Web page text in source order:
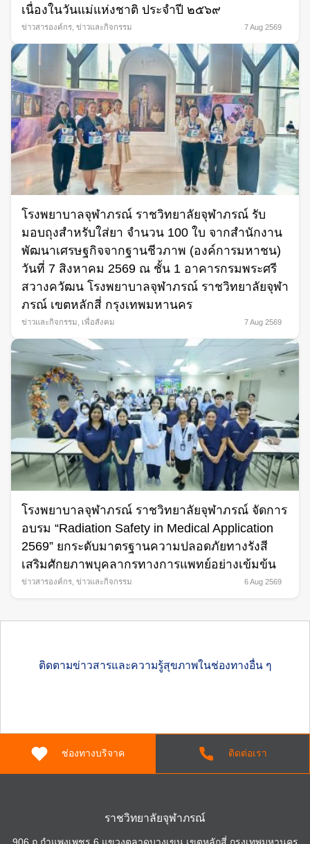
เนื่องในวันแม่แห่งชาติ ประจำปี ๒๕๖๙
ข่าวสารองค์กร ข่าวและกิจกรรม 7 Aug 2569
โรงพยาบาลจุฬาภรณ์ ราชวิทยาลัยจุฬาภรณ์ รับ
มอบถุงสำหรับใส่ยา จำนวน 100 ใบ จากสำนักงาน
พัฒนาเศรษฐกิจจากฐานชีวภาพ (องค์การมหาชน)
วันที่ 7 สิงหาคม 2569 ณ ชั้น 1 อาคารกรมพระศรี
สวางควัฒน โรงพยาบาลจุฬาภรณ์ ราชวิทยาลัยจุฬา
ภรณ์ เขตหลักสี่ กรุงเทพมหานคร
ข่าวและกิจกรรม เพื่อสังคม 7 Aug 2569
โรงพยาบาลจุฬาภรณ์ ราชวิทยาลัยจุฬาภรณ์ จัดการ
อบรม “Radiation Safety in Medical Application
2569” ยกระดับมาตรฐานความปลอดภัยทางรังสี
เสริมศักยภาพบุคลากรทางการแพทย์อย่างเข้มข้น
ข่าวสารองค์กร ข่าวและกิจกรรม 6 Aug 2569
ติดตามข่าวสารและความรู้สุขภาพในช่องทางอื่น ๆ
ช่องทางบริจาค ติดต่อเรา
ราชวิทยาลัยจุฬาภรณ์